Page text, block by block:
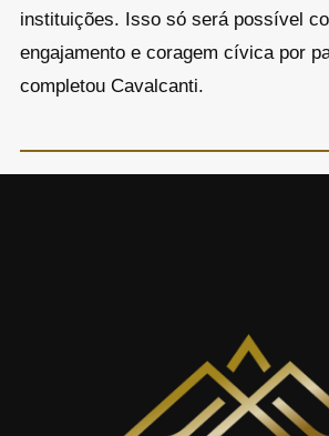
instituições. Isso só será possível
engajamento e coragem cívica por
completou Cavalcanti.